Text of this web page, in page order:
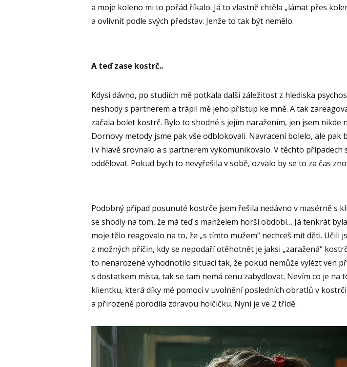
a moje koleno mi to pořád říkalo. Já to vlastně chtěla „lámat přes
a ovlivnit podle svých představ. Jenže to tak být nemělo.
A teď zase kostrč..
Kdysi dávno, po studiích mě potkala další záležitost z hlediska
neshody s partnerem a trápil mě jeho přístup ke mně. A tak
začala bolet kostrč. Bylo to shodné s jejím naražením, jen jsem nikde
Dornovy metody jsme pak vše odblokovali. Navracení bolelo, ale pak
i v hlavě srovnalo a s partnerem vykomunikovalo. V těchto případech
oddělovat. Pokud bych to nevyřešila v sobě, ozvalo by se to za čas
Podobný případ posunuté kostrče jsem řešila nedávno v masérně s
se shodly na tom, že má teď s manželem horší období… Já tenkrát
moje tělo reagovalo na to, že „s tímto mužem“ nechceš mít děti. Učili
z možných příčin, kdy se nepodaří otěhotnět je jaksi „zaražená“
to nenarozené vyhodnotilo situaci tak, že pokud nemůže vylézt ven
s dostatkem místa, tak se tam nemá cenu zabydlovat. Nevím co je na
klientku, která díky mé pomoci v uvolnění posledních obratlů v
a přirozeně porodila zdravou holčičku. Nyní je ve 2 třídě.